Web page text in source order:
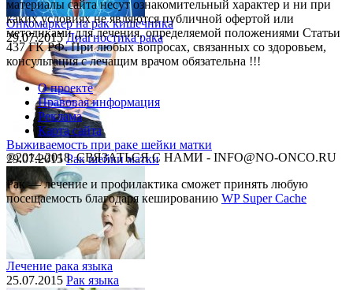
Онкомаркер на рак кишечника
29.07.2015 Диагностика рака
Выживаемость при раке шейки матки
29.07.2015 Рак шейки матки
Лечение рака языка
25.07.2015 Рак языка
материалы сайта несут ознакомительный характер и ни при
каких условиях не являются публичной офертой или
методиками для лечения, определяемой положениями Статьи
437 ГК РФ. При любых вопросах, связанных со здоровьем,
консультация с лечащим врачом обязательна !!!
О проекте
Правовая информация
Реклама
Карта сайта
©2014-2018, СВЯЗАТЬСЯ С НАМИ - INFO@NO-ONCO.RU
Рак — лечение и профилактика cможет принять любую
посещаемость благодаря кешированию WP Super Cache